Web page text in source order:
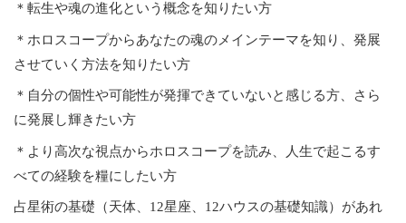
＊転生や魂の進化という概念を知りたい方
＊ホロスコープからあなたの魂のメインテーマを知り、発展
させていく方法を知りたい方
＊自分の個性や可能性が発揮できていないと感じる方、さら
に発展し輝きたい方
＊より高次な視点からホロスコープを読み、人生で起こるす
べての経験を糧にしたい方
占星術の基礎（天体、12星座、12ハウスの基礎知識）があれ